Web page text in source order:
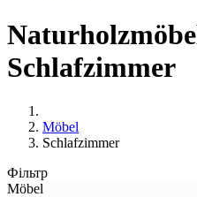
Schlafzimmer
Möbel
Schlafzimmer
Фільтр
Möbel